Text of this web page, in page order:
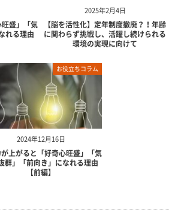
盛」「気
れる理由
2025年2月4日
【脳を活性化】定年制度撤廃？！年齢
に関わらず挑戦し、活躍し続けられる
環境の実現に向けて
2024年12月16日
お役立ちコラム
上がると「好奇心旺盛」「気
群」「前向き」になれる理由
【前編】